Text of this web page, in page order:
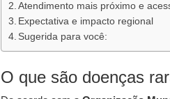
Atendimento mais próximo e
Expectativa e impacto regional
Sugerida para você:
O que são doenças